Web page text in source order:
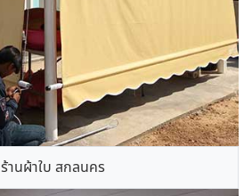
ร้านผ้าใบ สกลนคร